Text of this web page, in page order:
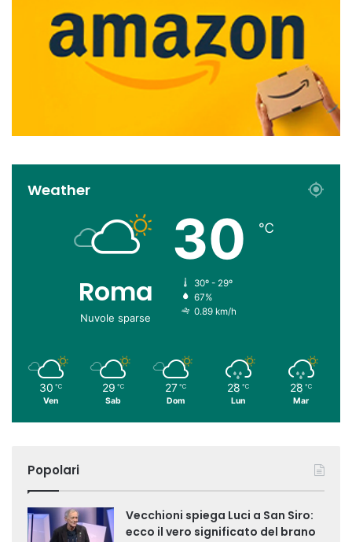
Weather
Roma
Nuvole sparse
30 ℃
30º - 29º
67%
0.89 km/h
30 ℃
Ven
29 ℃
Sab
27 ℃
Dom
28 ℃
Lun
28 ℃
Mar
Popolari
Vecchioni spiega Luci a San Siro:
ecco il vero significato del brano